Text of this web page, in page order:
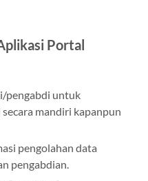
Portal
pengabdi untuk
mandiri kapanpun
pengolahan data
pengabdian.